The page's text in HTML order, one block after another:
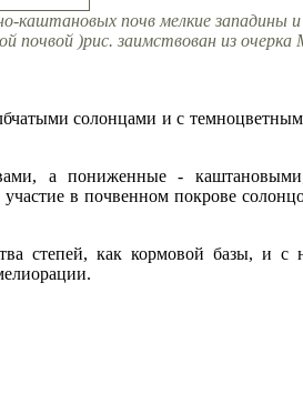
каштановых почв мелкие
почвой )рис. заимствован из
со­лонцами и с
а пониженные -
в почвенном покрове
степей, как кормовой базы, и с